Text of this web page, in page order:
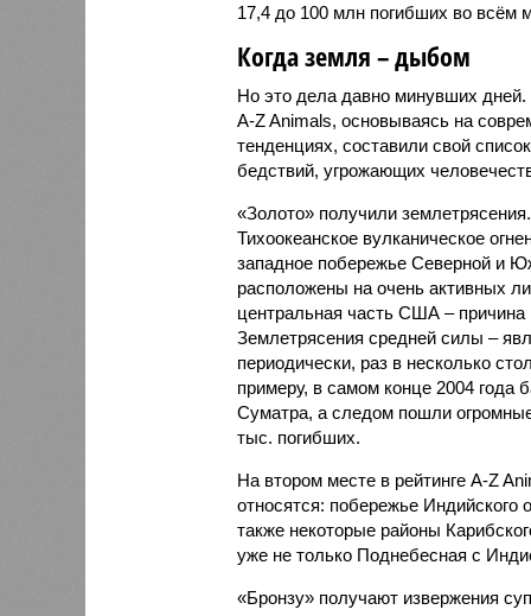
17,4 до 100 млн погибших во всём
Когда земля – дыбом
Но это дела давно минувших
A-Z Animals, основываясь на
тенденциях, составили свой
бедствий, угрожающих
«Золото» получили
Тихоокеанское вулканическое
западное побережье Северной и
расположены на очень активных
центральная часть США –
Землетрясения средней силы –
периодически, раз в несколько
примеру, в самом конце 2004 года
Суматра, а следом пошли
тыс. погибших.
На втором месте в рейтинге A-Z
относятся: побережье
также некоторые районы
уже не только Поднебесная с
«Бронзу» получают извержения